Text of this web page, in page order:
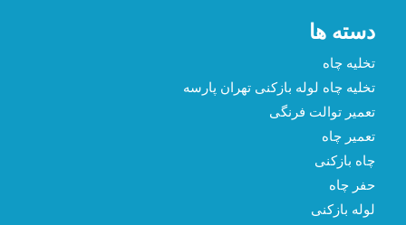
دسته ها
تخلیه چاه
تخلیه چاه لوله بازکنی تهران پارسه
تعمیر توالت فرنگی
تعمیر چاه
چاه بازکنی
حفر چاه
لوله بازکنی